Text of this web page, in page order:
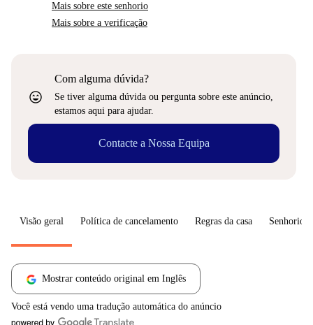
Mais sobre este senhorio
Mais sobre a verificação
sentiment_very_satisfied
Com alguma dúvida?
Se tiver alguma dúvida ou pergunta sobre este anúncio,
estamos aqui para ajudar.
Contacte a Nossa Equipa
Visão geral Política de cancelamento Regras da casa Senhorio
Mostrar conteúdo original em Inglês
Você está vendo uma tradução automática do anúncio